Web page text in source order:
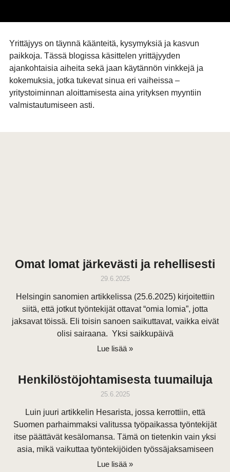
Yrittäjyys on täynnä käänteitä, kysymyksiä ja kasvun
paikkoja. Tässä blogissa käsittelen yrittäjyyden
ajankohtaisia aiheita sekä jaan käytännön vinkkejä ja
kokemuksia, jotka tukevat sinua eri vaiheissa –
yritystoiminnan aloittamisesta aina yrityksen myyntiin
valmistautumiseen asti.
Omat lomat järkevästi ja rehellisesti
29.6.2025
Helsingin sanomien artikkelissa (25.6.2025) kirjoitettiin
siitä, että jotkut työntekijät ottavat “omia lomia”, jotta
jaksavat töissä. Eli toisin sanoen saikuttavat, vaikka eivät
olisi sairaana. Yksi saikkupäivä
Lue lisää »
Henkilöstöjohtamisesta tuumailuja
25.6.2025
Luin juuri artikkelin Hesarista, jossa kerrottiin, että
Suomen parhaimmaksi valitussa työpaikassa työntekijät
itse päättävät kesälomansa. Tämä on tietenkin vain yksi
asia, mikä vaikuttaa työntekijöiden työssäjaksamiseen
Lue lisää »